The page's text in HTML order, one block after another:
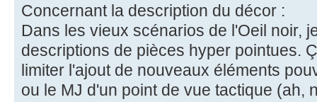
Concernant la description du décor :
Dans les vieux scénarios de l'Oeil noir,
descriptions de pièces hyper pointues.
limiter l'ajout de nouveaux éléments
ou le MJ d'un point de vue tactique (ah,